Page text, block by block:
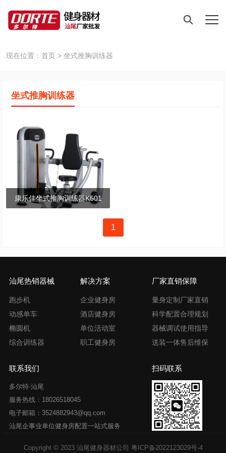
现在位置： 首页 > 坐式推胸训练器
坐式推胸训练器
康乐佳坐式推胸训练器K601
1
汕尾热销器械
跑步机
动感单车
椭圆机
综合训练器
解决方案
企业健身房
酒店健身房
单位活动室
职工健身房
厂家直销保障
量身定制厂家直销
科学配置合理规划
器械调试使用指导
送装一体售后维保
联系我们
多尔特·汕尾
服务热线：18026518045
电子邮箱：3524882943@qq.com
汕尾企事业单位健身房配置一站式服务
扫码联系
Copyright © 2023 汕尾健身器材公司 粤ICP备2022123029号-4